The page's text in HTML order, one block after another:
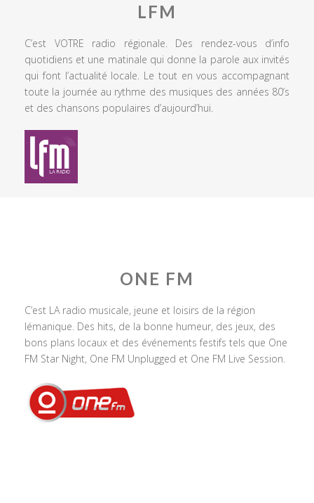
LFM
C’est VOTRE radio régionale. Des rendez-vous d’info
quotidiens et une matinale qui donne la parole aux invités
qui font l’actualité locale. Le tout en vous accompagnant
toute la journée au rythme des musiques des années 80’s
et des chansons populaires d’aujourd’hui.
ONE FM
C’est LA radio musicale, jeune et loisirs de la région
lémanique. Des hits, de la bonne humeur, des jeux, des
bons plans locaux et des événements festifs tels que One
FM Star Night, One FM Unplugged et One FM Live Session.